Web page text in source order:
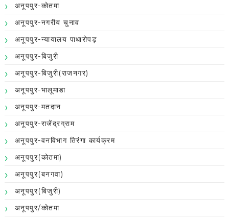
अनूपपुर-कोतमा
अनूपपुर-नगरीय चुनाव
अनूपपुर-न्यायालय पाधारोपड़
अनूपपुर-बिजुरी
अनूपपुर-बिजुरी(राजनगर)
अनूपपुर-भालूमाडा
अनूपपुर-मतदान
अनूपपुर-राजेंद्रग्राम
अनूपपुर-वनविभाग तिरंगा कार्यक्रम
अनूपपुर(कोतमा)
अनूपपुर(बनगवा)
अनूपपुर(बिजुरी)
अनूपपुर/कोतमा